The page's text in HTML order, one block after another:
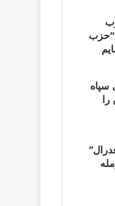
“حزب
سپاه